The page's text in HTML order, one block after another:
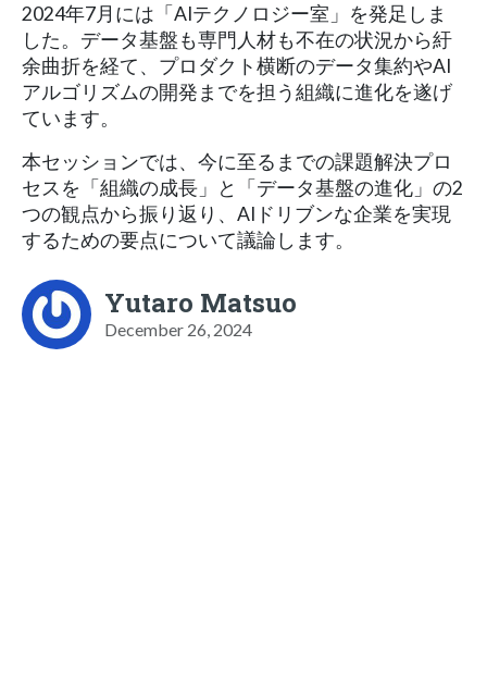
2024年7月には「AIテクノロジー室」を発足しま
した。データ基盤も専門人材も不在の状況から紆
余曲折を経て、プロダクト横断のデータ集約やAI
アルゴリズムの開発までを担う組織に進化を遂げ
ています。
本セッションでは、今に至るまでの課題解決プロ
セスを「組織の成長」と「データ基盤の進化」の2
つの観点から振り返り、AIドリブンな企業を実現
するための要点について議論します。
Yutaro Matsuo
December 26, 2024